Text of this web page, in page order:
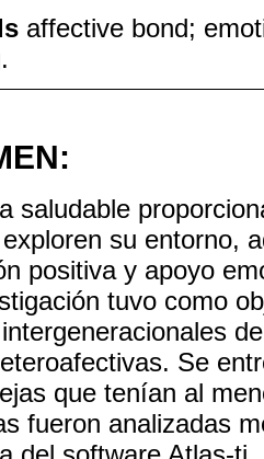
affective bond;
saludable
su entorno,
positiva y apoyo
tuvo como
Se
que tenían al
fueron analizadas